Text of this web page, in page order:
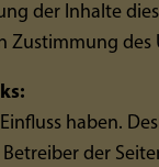
der Inhalte
Zustimmung des
haben.
der